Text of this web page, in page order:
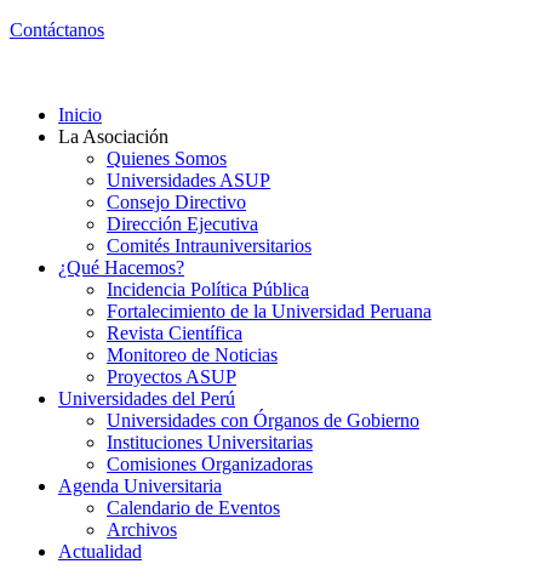
Contáctanos
Inicio
La Asociación
Quienes Somos
Universidades ASUP
Consejo Directivo
Dirección Ejecutiva
Comités Intrauniversitarios
¿Qué Hacemos?
Incidencia Política Pública
Fortalecimiento de la Universidad Peruana
Revista Científica
Monitoreo de Noticias
Proyectos ASUP
Universidades del Perú
Universidades con Órganos de Gobierno
Instituciones Universitarias
Comisiones Organizadoras
Agenda Universitaria
Calendario de Eventos
Archivos
Actualidad